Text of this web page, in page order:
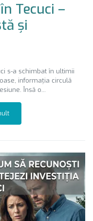
Tecuci –
și
s-a schimbat în ultimii
informația circulă
Însă o...